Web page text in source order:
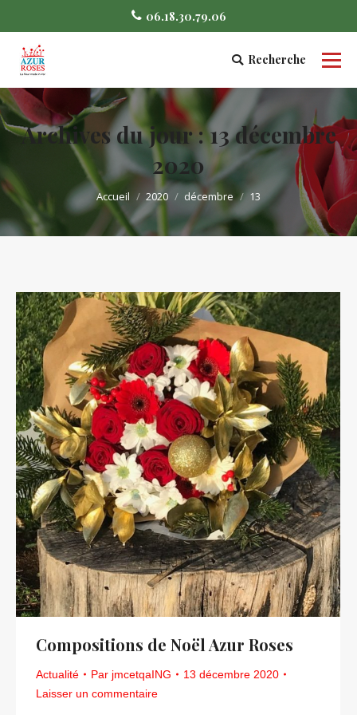
06.18.30.79.06
Search:
Recherche
Archives du jour :13 décembre
2020
Vous êtes ici :
Accueil 2020 décembre 13
Compositions de Noël Azur Roses
Actualité Par jmcetqaING
13 décembre 2020
Laisser un commentaire